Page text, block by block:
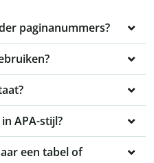
paginanummers?
APA-stijl?
een tabel of